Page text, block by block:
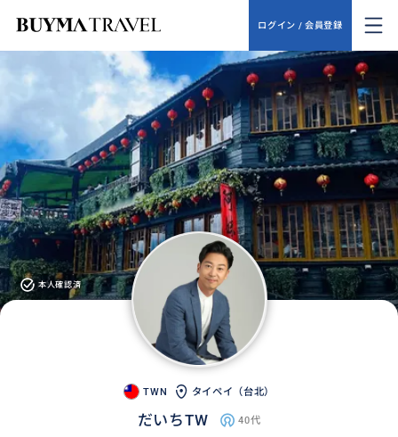
ログイン / 会員登録
本人確認済
TWN タイペイ（台北）
だいちTW 40代